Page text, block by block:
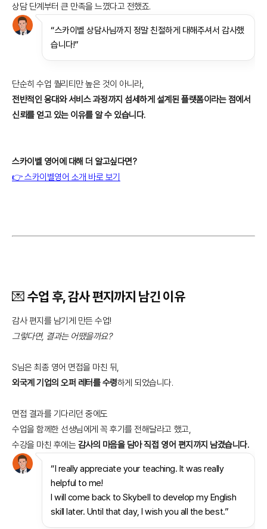
상담 단계부터 큰 만족을 느꼈다고 전했죠.
“스카이벨 상담사님까지 정말 친절하게 대해주셔서 감사했
습니다!”
단순히 수업 퀄리티만 높은 것이 아니라,
전반적인 응대와 서비스 과정까지 섬세하게 설계된 플랫폼이라는 점에서
신뢰를 얻고 있는 이유를 알 수 있습니다.
스카이벨 영어에 대해 더 알고싶다면?
👉 스카이벨영어 소개 바로 보기
💌 수업 후, 감사 편지까지 남긴 이유
감사 편지를 남기게 만든 수업!
그렇다면, 결과는 어땠을까요?
S님은 최종 영어 면접을 마친 뒤,
외국계 기업의 오퍼 레터를 수령하게 되었습니다.
면접 결과를 기다리던 중에도
수업을 함께한 선생님에게 꼭 후기를 전해달라고 했고,
수강을 마친 후에는 감사의 마음을 담아 직접 영어 편지까지 남겼습니다.
“I really appreciate your teaching. It was really
helpful to me!
I will come back to Skybell to develop my English
skill later. Until that day, I wish you all the best.”